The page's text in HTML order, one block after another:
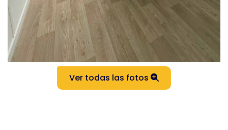
Ver todas las fotos